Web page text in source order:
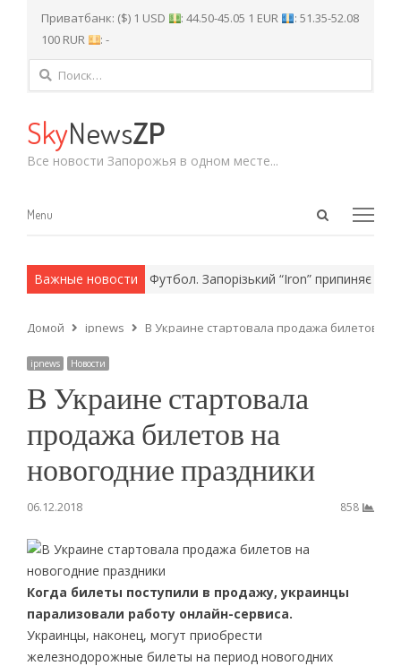
Приватбанк: ($) 1 USD : 44.50-45.05 1 EUR
: 51.35-52.08
100 RUR
: -
Найти:
SkyNewsZP
Все новости Запорожья в одном месте...
Open
Menu
Menu
Важные новости
методы. Футбол. Запорізький “Iron” припиняє
Домой ipnews В Украине стартовала продажа билетов
ipnews Новости
В Украине стартовала
продажа билетов на
новогодние праздники
06.12.2018 858
Когда билеты поступили в продажу, украинцы
парализовали работу онлайн-сервиса.
Украинцы, наконец, могут приобрести
железнодорожные билеты на период новогодних